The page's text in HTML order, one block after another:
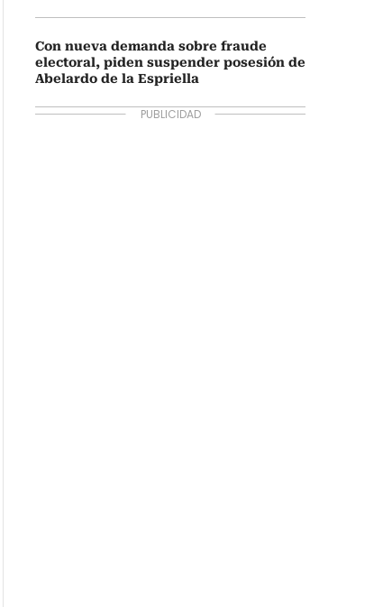
Con nueva demanda sobre fraude
electoral, piden suspender posesión de
Abelardo de la Espriella